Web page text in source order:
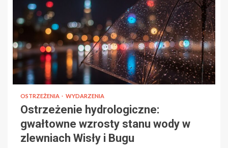
OSTRZEŻENIA WYDARZENIA
Ostrzeżenie hydrologiczne:
gwałtowne wzrosty stanu wody w
zlewniach Wisły i Bugu